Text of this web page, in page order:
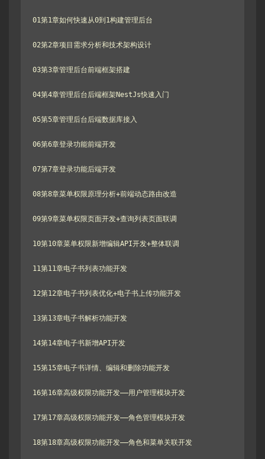
01第1章如何快速从0到1构建管理后台
02第2章项目需求分析和技术架构设计
03第3章管理后台前端框架搭建
04第4章管理后台后端框架NestJs快速入门
05第5章管理后台后端数据库接入
06第6章登录功能前端开发
07第7章登录功能后端开发
08第8章菜单权限原理分析+前端动态路由改造
09第9章菜单权限页面开发+查询列表页面联调
10第10章菜单权限新增编辑API开发+整体联调
11第11章电子书列表功能开发
12第12章电子书列表优化+电子书上传功能开发
13第13章电子书解析功能开发
14第14章电子书新增API开发
15第15章电子书详情、编辑和删除功能开发
16第16章高级权限功能开发——用户管理模块开发
17第17章高级权限功能开发——角色管理模块开发
18第18章高级权限功能开发——角色和菜单关联开发